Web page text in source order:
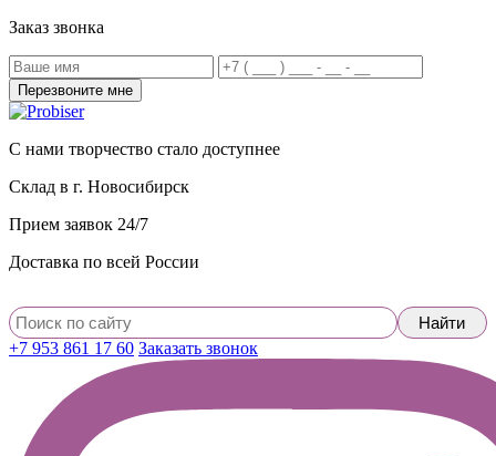
Заказ звонка
С нами творчество стало доступнее
Склад в г. Новосибирск
Прием заявок 24/7
Доставка по всей России
+7 953 861 17 60 Заказать звонок